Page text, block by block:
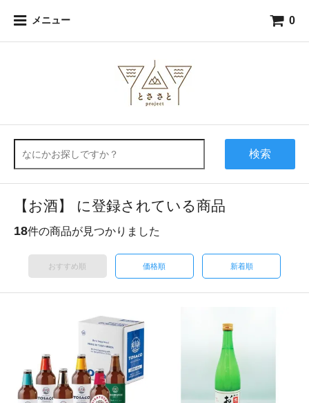
メニュー 0
検索
【お酒】 に登録されている商品
18件の商品が見つかりました
おすすめ順 価格順 新着順